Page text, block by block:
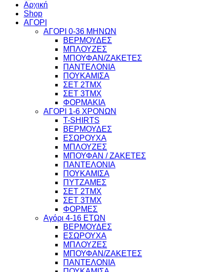
Αρχική
Shop
ΑΓΟΡΙ
ΑΓΟΡΙ 0-36 ΜΗΝΩΝ
ΒΕΡΜΟΥΔΕΣ
ΜΠΛΟΥΖΕΣ
ΜΠΟΥΦΑΝ/ΖΑΚΕΤΕΣ
ΠΑΝΤΕΛΟΝΙΑ
ΠΟΥΚΑΜΙΣΑ
ΣΕΤ 2ΤΜΧ
ΣΕΤ 3ΤΜΧ
ΦΟΡΜΑΚΙΑ
ΑΓΟΡΙ 1-6 ΧΡΟΝΩΝ
T-SHIRTS
ΒΕΡΜΟΥΔΕΣ
ΕΣΩΡΟΥΧΑ
ΜΠΛΟΥΖΕΣ
ΜΠΟΥΦΑΝ / ΖΑΚΕΤΕΣ
ΠΑΝΤΕΛΟΝΙΑ
ΠΟΥΚΑΜΙΣΑ
ΠΥΤΖΑΜΕΣ
ΣΕΤ 2ΤΜΧ
ΣΕΤ 3ΤΜΧ
ΦΟΡΜΕΣ
Αγόρι 4-16 ΕΤΩΝ
ΒΕΡΜΟΥΔΕΣ
ΕΣΩΡΟΥΧΑ
ΜΠΛΟΥΖΕΣ
ΜΠΟΥΦΑΝ/ΖΑΚΕΤΕΣ
ΠΑΝΤΕΛΟΝΙΑ